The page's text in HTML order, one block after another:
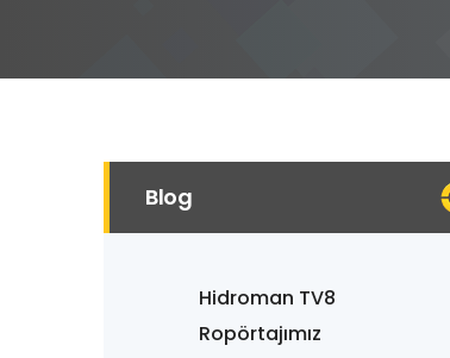
Blog
Hidroman TV8
Ropörtajımız